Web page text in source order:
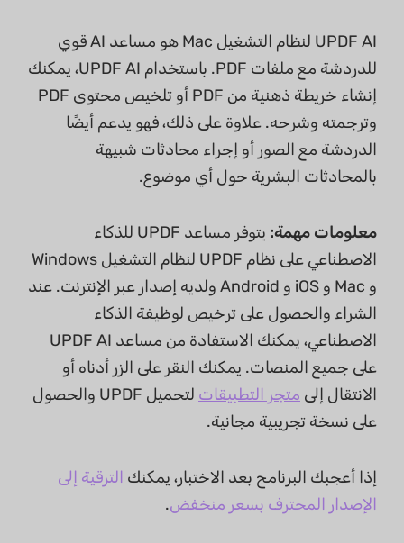
UPDF AI لنظام التشغيل Mac هو مساعد AI قوي
للدردشة مع ملفات PDF. باستخدام UPDF AI، يمكنك
إنشاء خريطة ذهنية من PDF أو تلخيص محتوى PDF
وترجمته وشرحه. علاوة على ذلك، فهو يدعم أيضًا
الدردشة مع الصور أو إجراء محادثات شبيهة
بالمحادثات البشرية حول أي موضوع.
معلومات مهمة:
يتوفر مساعد UPDF للذكاء
الاصطناعي على نظام UPDF لنظام التشغيل Windows
و Mac و iOS و Android ولديه إصدار عبر الإنترنت. عند
الشراء والحصول على ترخيص لوظيفة الذكاء
الاصطناعي، يمكنك الاستفادة من مساعد UPDF AI
على جميع المنصات. يمكنك النقر على الزر أدناه أو
الانتقال إلى متجر التطبيقات
لتحميل UPDF والحصول
على نسخة تجريبية مجانية.
إذا أعجبك البرنامج بعد الاختبار، يمكنك الترقية إلى
الإصدار المحترف بسعر منخفض.